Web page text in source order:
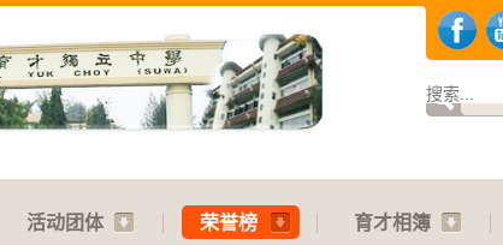
活动团体 荣誉榜 育才相簿